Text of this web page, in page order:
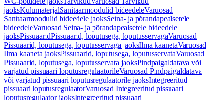
jaoksKulumaterjalSanitaarmoodulid bideedeleVaruosad
Sanitaarmoodulid bideedele jaoksSeina- ja põrandapealsetele
bideedeleVaruosad Seina- ja põrandapealsetele bideedele
jaoksPissuaaridPissuaarid, loputusega, loputusservagaVaruosad
Pissuaarid, loputusega, loputusservaga jaoksIlma kaanetaVaruosad
Ilma kaaneta jaoksPissuaarid, loputusega, loputusservataVaruosad
Pissuaarid, loputusega, loputusservata jaoksPindpaigaldatava või
varjatud pissuaari loputusregulaatorileVaruosad Pindpaigaldatava
või varjatud pissuaari loputusregulaatorile jaoksIntegreeritud
pissuaari loputusregulaatorVaruosad Integreeritud pissuaari
loputusregulaator jaoksIntegreeritud pissuaari